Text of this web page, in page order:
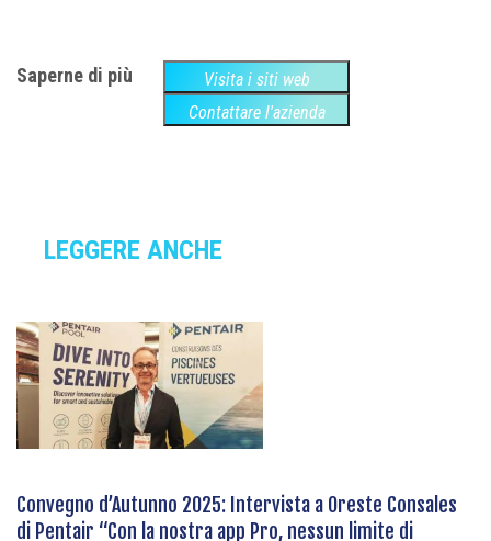
Saperne di più
Visita i siti web
Contattare l'azienda
LEGGERE ANCHE
Convegno d’Autunno 2025: Intervista a Oreste Consales
di Pentair “Con la nostra app Pro, nessun limite di